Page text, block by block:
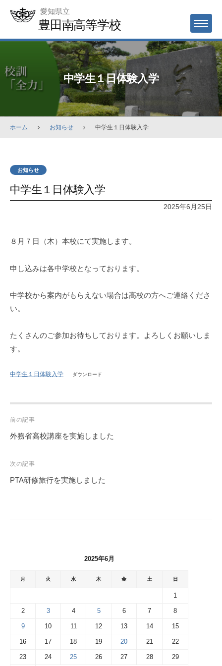
愛知県立
豊田南高等学校 MENU
中学生１日体験入学
ホーム お知らせ 中学生１日体験入学
お知らせ
中学生１日体験入学
2025年6月25日
８月７日（木）本校にて実施します。
申し込みは各中学校となっております。
中学校から案内がもらえない場合は高校の方へご連絡くださ
い。
たくさんのご参加お待ちしております。よろしくお願いしま
す。
中学生１日体験入学 ダウンロード
Post
navigation
前の記事
外務省高校講座を実施しました
次の記事
PTA研修旅行を実施しました
2025年6月
月 火 水 木 金 土 日
1
2 3 4 5 6 7 8
9 10 11 12 13 14 15
16 17 18 19 20 21 22
23 24 25 26 27 28 29